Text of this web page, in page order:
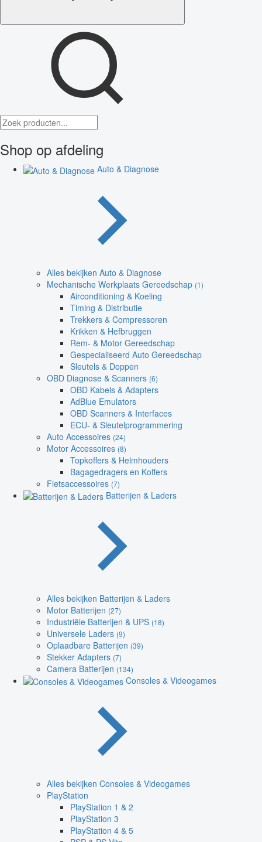
Shop op afdeling
Auto & Diagnose
Alles bekijken Auto & Diagnose
Mechanische Werkplaats Gereedschap (1)
Airconditioning & Koeling
Timing & Distributie
Trekkers & Compressoren
Krikken & Hefbruggen
Rem- & Motor Gereedschap
Gespecialiseerd Auto Gereedschap
Sleutels & Doppen
OBD Diagnose & Scanners (6)
OBD Kabels & Adapters
AdBlue Emulators
OBD Scanners & Interfaces
ECU- & Sleutelprogrammering
Auto Accessoires (24)
Motor Accessoires (8)
Topkoffers & Helmhouders
Bagagedragers en Koffers
Fietsaccessoires (7)
Batterijen & Laders
Alles bekijken Batterijen & Laders
Motor Batterijen (27)
Industriële Batterijen & UPS (18)
Universele Laders (9)
Oplaadbare Batterijen (39)
Stekker Adapters (7)
Camera Batterijen (134)
Consoles & Videogames
Alles bekijken Consoles & Videogames
PlayStation
PlayStation 1 & 2
PlayStation 3
PlayStation 4 & 5